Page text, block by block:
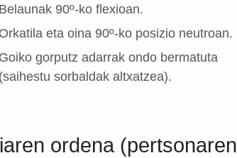
Belaunak 90º-ko flexioan.
Orkatila eta oina 90º-ko posizio neutroan.
Goiko gorputz adarrak ondo bermatuta
(saihestu sorbaldak altxatzea).
ordena (pertsonaren